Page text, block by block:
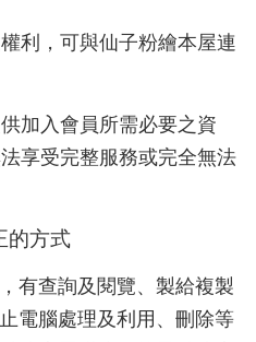
利，可與仙子粉繪本屋連
加入會員所需必要之資
享受完整服務或完全無法
的方式
有查詢及閱覽、製給複製
電腦處理及利用、刪除等